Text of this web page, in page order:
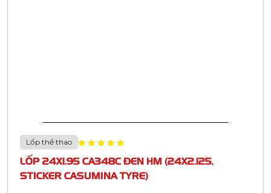
Lốp thể thao
LỐP 24X1.95 CA348C ĐEN HM (24X2.125,
STICKER CASUMINA TYRE)